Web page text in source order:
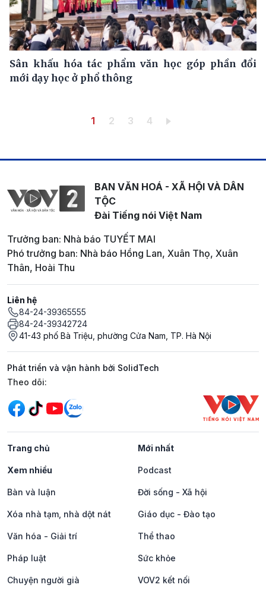
Sân khấu hóa tác phẩm văn học góp phần đổi
mới dạy học ở phổ thông
Trang hiện thời
1 Trang
2 Trang
3 Trang
4
BAN VĂN HOÁ - XÃ HỘI VÀ DÂN
TỘC
Đài Tiếng nói Việt Nam
Trưởng ban: Nhà báo TUYẾT MAI
Phó trưởng ban: Nhà báo Hồng Lan, Xuân Thọ, Xuân
Thân, Hoài Thu
Liên hệ
84-24-39365555
84-24-39342724
41-43 phố Bà Triệu, phường Cửa Nam, TP. Hà Nội
Phát triển và vận hành bởi SolidTech
Mạng xã hội
Theo dõi:
Trang chủ Mới nhất
Xem nhiều Podcast
Bàn và luận Đời sống - Xã hội
Xóa nhà tạm, nhà dột nát Giáo dục - Đào tạo
Văn hóa - Giải trí Thể thao
Pháp luật Sức khỏe
Chuyện người già VOV2 kết nối